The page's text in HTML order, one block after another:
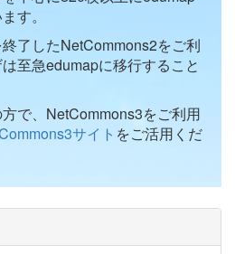
す。
了したNetCommons2をご利
至急edumapに移行すること
で、NetCommons3をご利用
サイト をご活用くだ